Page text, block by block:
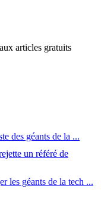
articles gratuits
des géants de la ...
un référé de
les géants de la tech ...